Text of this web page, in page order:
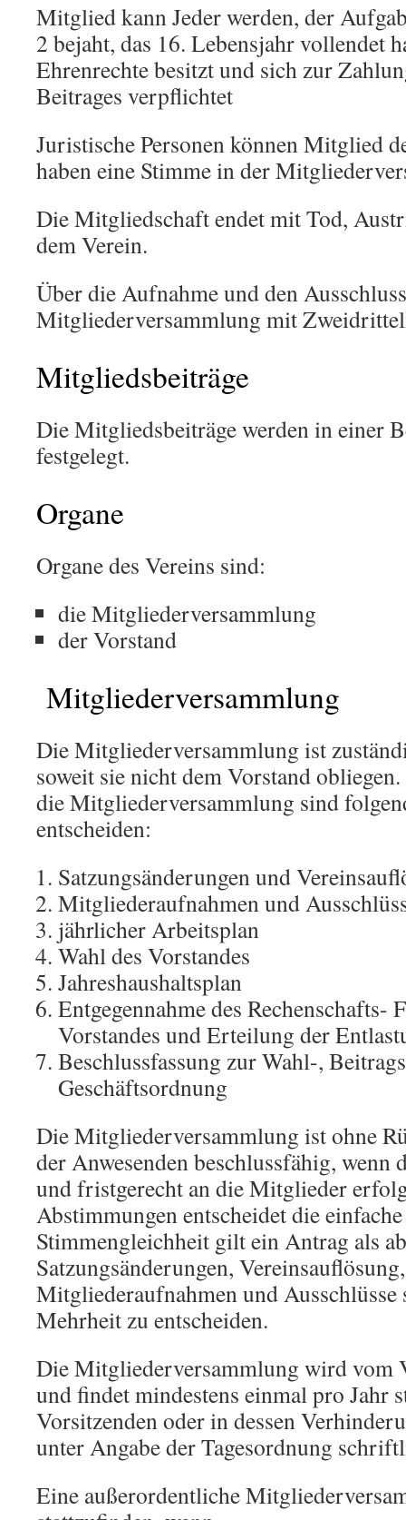
Mitglied kann Jeder werden, der
2 bejaht, das 16. Lebensjahr vollendet
Ehrenrechte besitzt und sich zur
Beitrages verpflichtet
Juristische Personen können Mitglied
haben eine Stimme in der
Die Mitgliedschaft endet mit Tod,
dem Verein.
Über die Aufnahme und den
Mitgliederversammlung mit
Mitgliedsbeiträge
Die Mitgliedsbeiträge werden in einer
festgelegt.
Organe
Organe des Vereins sind:
die Mitgliederversammlung
der Vorstand
Mitgliederversammlung
Die Mitgliederversammlung ist
soweit sie nicht dem Vorstand
die Mitgliederversammlung sind
entscheiden:
Satzungsänderungen und
Mitgliederaufnahmen und
jährlicher Arbeitsplan
Wahl des Vorstandes
Jahreshaushaltsplan
Entgegennahme des Rechenschafts-
Vorstandes und Erteilung der
Beschlussfassung zur Wahl-,
Geschäftsordnung
Die Mitgliederversammlung ist ohne
der Anwesenden beschlussfähig,
und fristgerecht an die Mitglieder
Abstimmungen entscheidet die
Stimmengleichheit gilt ein Antrag als
Satzungsänderungen,
Mitgliederaufnahmen und
Mehrheit zu entscheiden.
Die Mitgliederversammlung wird vom
und findet mindestens einmal pro Jahr
Vorsitzenden oder in dessen
unter Angabe der Tagesordnung
Eine außerordentliche